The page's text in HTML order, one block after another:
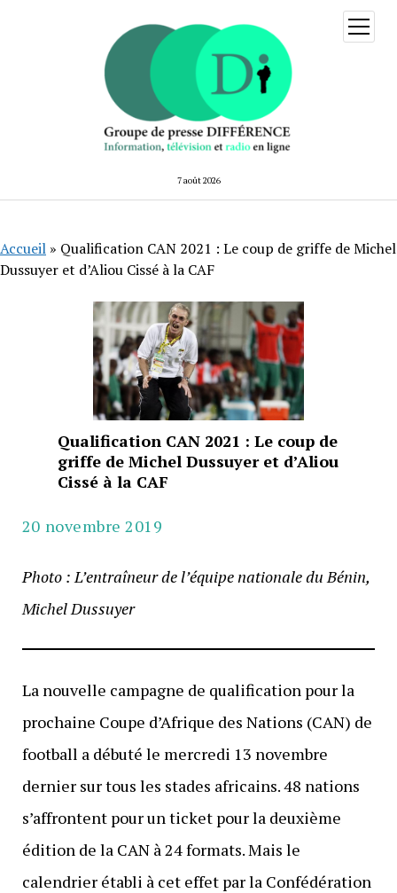
7 août 2026
ouvrir
menu
Accueil » Qualification CAN 2021 : Le coup de griffe de Michel
Dussuyer et d’Aliou Cissé à la CAF
Qualification CAN 2021 : Le coup de
griffe de Michel Dussuyer et d’Aliou
Cissé à la CAF
20 novembre 2019
Photo : L’entraîneur de l’équipe nationale du Bénin,
Michel Dussuyer
La nouvelle campagne de qualification pour la
prochaine Coupe d’Afrique des Nations (CAN) de
football a débuté le mercredi 13 novembre
dernier sur tous les stades africains. 48 nations
s’affrontent pour un ticket pour la deuxième
édition de la CAN à 24 formats. Mais le
calendrier établi à cet effet par la Confédération